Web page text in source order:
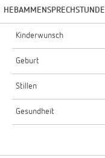
HEBAMMENSPRECHSTUNDE
Kinderwunsch
Geburt
Stillen
Gesundheit